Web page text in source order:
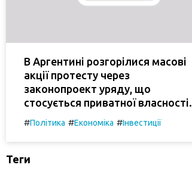
В Аргентині розгорілися масові
акції протесту через
законопроект уряду, що
стосується приватної власності.
#Політика #Економіка #Інвестиції
Теги